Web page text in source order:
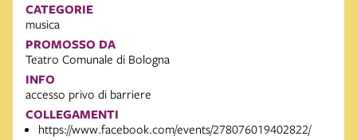
CATEGORIE
musica
PROMOSSO DA
Teatro Comunale di Bologna
INFO
accesso privo di barriere
COLLEGAMENTI
https://www.facebook.com/events/278076019402822/